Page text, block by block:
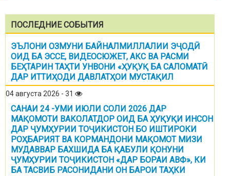
ПОСЛЕДНИЕ СОБЫТИЯ
ЭЪЛОНИ ОЗМУНИ БАЙНАЛМИЛЛАЛИИ ЭҶОДӢ
ОИД БА ЭССЕ, ВИДЕОСЮЖЕТ, АКС ВА РАСМИ
БЕҲТАРИН ТАҲТИ УНВОНИ «ҲУҚУҚ БА САЛОМАТӢ
ДАР ИТТИҲОДИ ДАВЛАТҲОИ МУСТАҚИЛ
04 августа 2026 - 31
САНАИ 24 -УМИ ИЮЛИ СОЛИ 2026 ДАР
МАҚОМОТИ ВАКОЛАТДОР ОИД БА ҲУҚУҚИ ИНСОН
ДАР ҶУМҲУРИИ ТОҶИКИСТОН БО ИШТИРОКИ
РОҲБАРИЯТ ВА КОРМАНДОНИ МАҚОМОТ МИЗИ
МУДАВВАР БАХШИДА БА ҚАБУЛИ ҚОНУНИ
ҶУМҲУРИИ ТОҶИКИСТОН «ДАР БОРАИ АВФ», КИ
БА ТАСВИБ РАСОНИДАНИ ОН БАРОИ ТАҲКИ